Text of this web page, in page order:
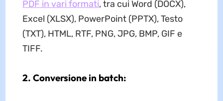
PDF in vari formati, tra cui Word (DOCX),
Excel (XLSX), PowerPoint (PPTX), Testo
(TXT), HTML, RTF, PNG, JPG, BMP, GIF e
TIFF.
2. Conversione in batch: